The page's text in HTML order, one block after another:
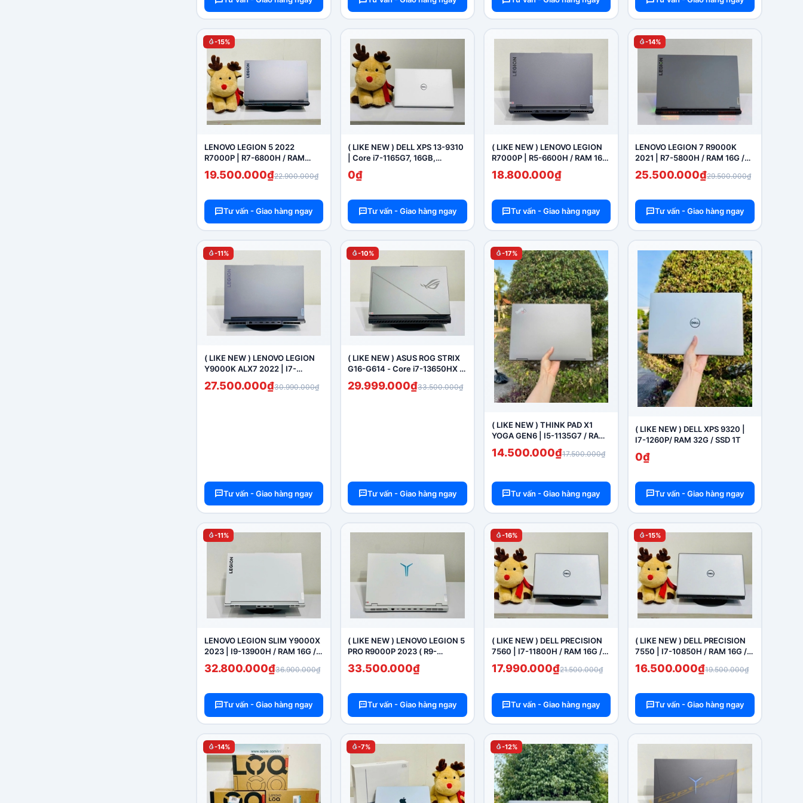
-15%
LENOVO LEGION 5 2022
R7000P | R7-6800H / RAM
16GB / SSD 512GB / RTX 3050
15.6'' 2K+ 165Hz
19.500.000₫22.900.000₫
Tư vấn - Giao hàng ngay
( LIKE NEW ) DELL XPS 13-9310
| Core i7-1165G7, 16GB,
512GB,13.4 FHD IPS
0₫
Tư vấn - Giao hàng ngay
( LIKE NEW ) LENOVO LEGION
R7000P | R5-6600H / RAM 16G
/ SSD 512G / RTX 3050TI ( MÀN
2.5K 15.6" 165HZ )
18.800.000₫
Tư vấn - Giao hàng ngay
-14%
LENOVO LEGION 7 R9000K
2021 | R7-5800H / RAM 16G /
SSD 1T / RTX 3070_8GB MÀN
2.5K 165HZ 16"
25.500.000₫29.500.000₫
Tư vấn - Giao hàng ngay
-11%
( LIKE NEW ) LENOVO LEGION
Y9000K ALX7 2022 | I7-
12800HX / RAM 16G / SSD 512G
/ RTX 3070TI MÀN 16" 2.5K
27.500.000₫30.990.000₫
Tư vấn - Giao hàng ngay
-10%
( LIKE NEW ) ASUS ROG STRIX
G16-G614 - Core i7-13650HX /
RAM 16GB / SSD 1T / RTX 4060
MÀN 16" 2.5K 240Hz
29.999.000₫33.500.000₫
Tư vấn - Giao hàng ngay
-17%
( LIKE NEW ) THINK PAD X1
YOGA GEN6 | I5-1135G7 / RAM
16G / SSD 256G / 14 INCH +
(KÈM BÚT CẢM ỨNG )
14.500.000₫17.500.000₫
Tư vấn - Giao hàng ngay
( LIKE NEW ) DELL XPS 9320 |
I7-1260P/ RAM 32G / SSD 1T
0₫
Tư vấn - Giao hàng ngay
-11%
LENOVO LEGION SLIM Y9000X
2023 | I9-13900H / RAM 16G /
SSD 1T / RTX 4060_8G ( MÀN
3.2K 165Hz ) (LIKE NEW )
32.800.000₫36.900.000₫
Tư vấn - Giao hàng ngay
( LIKE NEW ) LENOVO LEGION 5
PRO R9000P 2023 ( R9-
7945HX / RAM 16G / SSD 1T /
RTX 4060_8G )( MÀN 16” 2.5k
33.500.000₫
Tư vấn - Giao hàng ngay
-16%
( LIKE NEW ) DELL PRECISION
7560 | I7-11800H / RAM 16G /
SSD 512G / T1200 ( MÀN 15.6"
FHD )
17.990.000₫21.500.000₫
Tư vấn - Giao hàng ngay
-15%
( LIKE NEW ) DELL PRECISION
7550 | I7-10850H / RAM 16G /
SSD 512G / T2000
16.500.000₫19.500.000₫
Tư vấn - Giao hàng ngay
-14% -7% -12%